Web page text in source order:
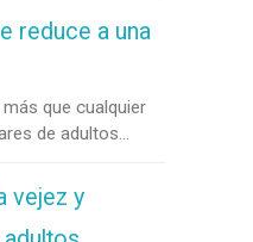
reduce a una
que cualquier
de adultos...
vejez y